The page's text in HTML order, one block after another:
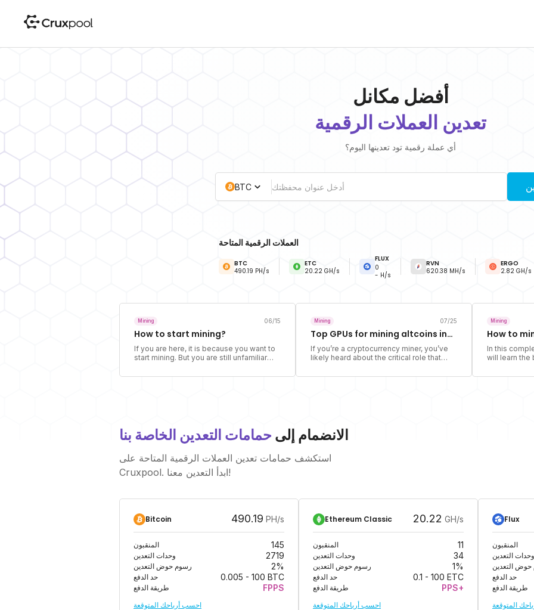
أفضل مكانل
تعدين العملات الرقمية
أي عملة رقمية تود تعدينها اليوم؟
BTC
العملات الرقمية المتاحة
BTC
490.19 PH/s
ETC
20.22 GH/s
FLUX
0
- H/s
RVN
620.38 MH/s
ERGO
2.82 GH/s
Mining 06/15
How to start mining?
If you are here, it is because you want to
start mining. But you are still unfamiliar
fully understand the activity of the miner.
Mining 07/25
Top GPUs for mining altcoins in
2024
If you’re a cryptocurrency miner, you’ve
likely heard about the critical role that
mining operations. In this article we’re
Mining
How to
In this
will learn the
Cruxpool.
الانضمام إلى حمامات التعدين الخاصة بنا
استكشف حمامات تعدين العملات الرقمية المتاحة على
Cruxpool. ابدأ التعدين معنا!
Bitcoin 490.19 PH/s
المنقبون
145
وحدات التعدين
2719
رسوم حوض التعدين
2%
حد الدفع
0.005 - 100 BTC
طريقة الدفع
FPPS
احسب أرباحك المتوقعة
Ethereum Classic 20.22 GH/s
المنقبون
11
وحدات التعدين
34
رسوم حوض التعدين
1%
حد الدفع
0.1 - 100 ETC
طريقة الدفع
PPS+
احسب أرباحك المتوقعة
Flux
المنقبون
وحدات التعدين
التعدين
حد الدفع
طريقة الدفع
المتوقعة